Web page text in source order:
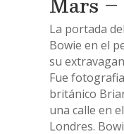
La portada
Bowie en el
su
Fue
británico
una calle en
Londres.